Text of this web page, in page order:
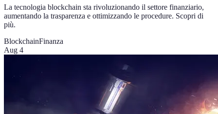
La tecnologia blockchain sta rivoluzionando il settore finanziario,
aumentando la trasparenza e ottimizzando le procedure. Scopri di
più.
BlockchainFinanza
Aug 4